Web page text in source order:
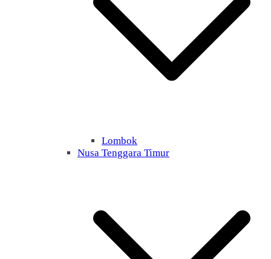
Lombok
Nusa Tenggara Timur